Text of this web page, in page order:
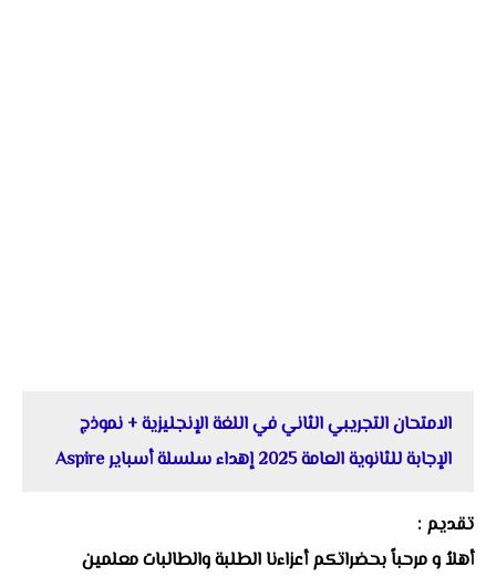
الامتحان التجريبي الثاني في اللغة الإنجليزية + نموذج
الإجابة للثانوية العامة 2025 إهداء سلسلة أسباير Aspire
تقديم :
أهلاُ و مرحباً بحضراتكم أعزاءنا الطلبة والطالبات معلمين